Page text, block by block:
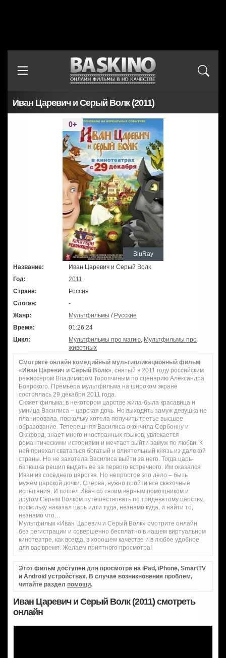
Иван Царевич и Серый Волк (2011)
BluRay
Название:
Иван Царевич и Серый Волк
Год:
2011
Страна:
Россия
Слоган:
-
Жанр:
Мультфильмы / Русские
Время:
01:26:24
Цикл:
Мультфильмы про магию Мультфильмы про
животных
Смотрите онлайн комедийный мультипликационный фильм
«Иван Царевич и Серый Волк» , снятый в 2011 году российским
режиссером Владимиром Торопчиным по сценарию Александра
Боярского. Премьера мультфильма на широком экране
состоялась 29 декабря 2011 года.
Сюжет фильма: в некотором царстве жила-была красавица и
умница Василиса – царская дочь. Но выходить замуж девушка не
планировала, поскольку хотела получить третье высшее
образование. Теперешняя Василиса окончила Сорбонну и
Оксфорд, знает много иностранных языков, увлекается
романтическими историями и мечтает выйти замуж по любви. К
ней приехал свататься богатый и влиятельный князь из далекой
страны. Но не захотела Василиса выйти за него. Тогда царь-
батюшка решил выдать ее за первого встречного. Им оказался
Иван из соседнего царства. Но непростое это дело – быть
мужем царской дочки. Сперва, нужно пройти все сказочные
испытания. И пошел Иван со своим верным помощником и
другом Серым Волком путешествовать по тридевятому царству,
поскольку наказал царь идти туда, незнамо куда, и найти то,
незнамо что…
Мультфильм «Иван Царевич и Серый Волк» смотрите онлайн
без регистрации и совершенно бесплатно в нашем виртуальном
кинотеатре, как всегда, в хорошем качестве и в любое удобное
для вас время. Желаем приятного просмотра!
Этот фильм доступен для просмотра на iPad, iPhone, SmartTV
и Android устройствах. В случае возникновения проблем,
читайте раздел помощи.
Иван Царевич и Серый Волк (2011) смотреть
онлайн